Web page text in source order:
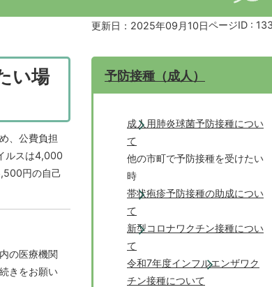
更新日：2025年09月10日ページID :
い場
、公費負担
ルスは4,000
円の自己
の医療機関
きをお願い
予防接種（成人）
成人用肺炎球菌予防接種につい
て
他の市町で予防接種を受けたい
時
帯状疱疹予防接種の助成につい
て
新型コロナワクチン接種につい
て
令和7年度インフルエンザワク
チン接種について